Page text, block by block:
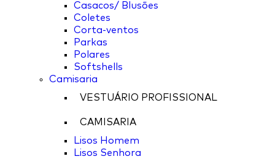
Casacos/ Blusões
Coletes
Corta-ventos
Parkas
Polares
Softshells
Camisaria
VESTUÁRIO PROFISSIONAL
CAMISARIA
Lisos Homem
Lisos Senhora